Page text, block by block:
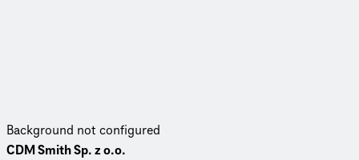
Background not configured
CDM Smith Sp. z o.o.